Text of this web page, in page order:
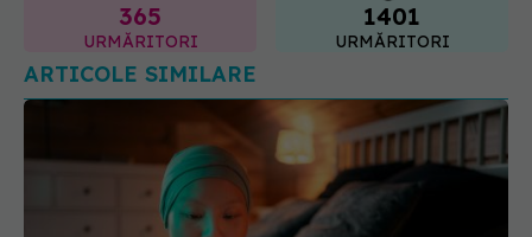
365
URMĂRITORI
1401
URMĂRITORI
ARTICOLE SIMILARE